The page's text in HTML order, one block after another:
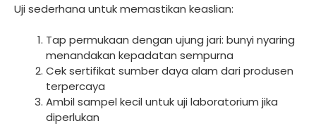
Uji sederhana untuk memastikan keaslian:
Tap permukaan dengan ujung jari: bunyi nyaring
menandakan kepadatan sempurna
Cek sertifikat sumber daya alam dari produsen
terpercaya
Ambil sampel kecil untuk uji laboratorium jika
diperlukan